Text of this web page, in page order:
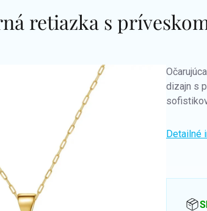
retiazka s
dizajn s
Detailné